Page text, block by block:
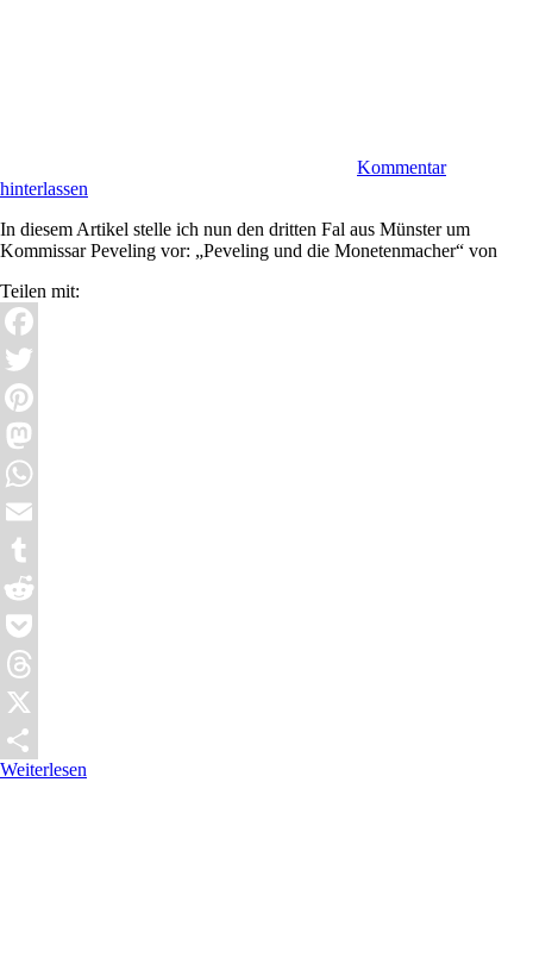
Kommentar
hinterlassen
In diesem Artikel stelle ich nun den dritten Fal aus Münster um
Kommissar Peveling vor: „Peveling und die Monetenmacher“ von
Teilen mit:
Facebook
Twitter
Pinterest
Mastodon
WhatsApp
Email
Tumblr
Reddit
Pocket
Threads
X
Teilen
Weiterlesen